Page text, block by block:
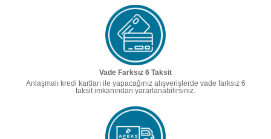
Vade Farksız 6 Taksit
Anlaşmalı kredi kartları ile yapacağınız alışverişlerde vade farksız 6
taksit imkanından yararlanabilirsiniz.